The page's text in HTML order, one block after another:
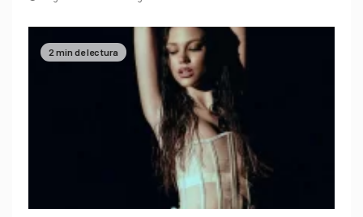
2 min de lectura